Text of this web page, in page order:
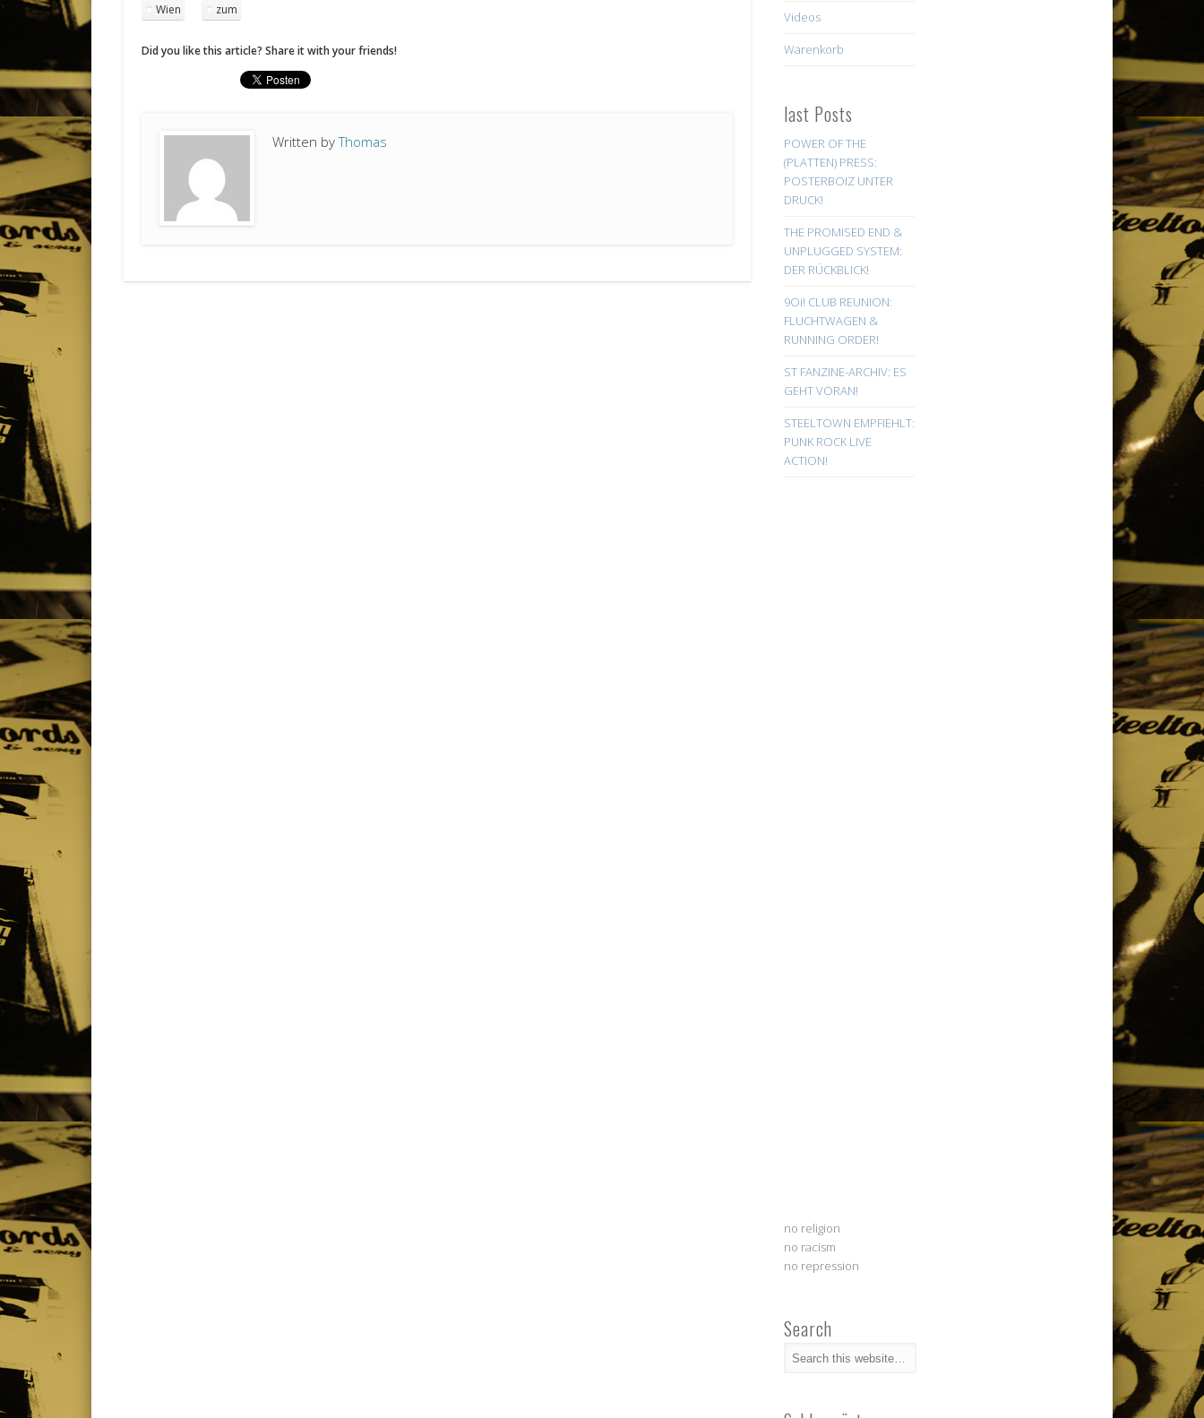
Wien zum
Did you like this article? Share it with your friends!
Written byThomas
Videos
Warenkorb
last Posts
POWER OF THE
(PLATTEN) PRESS:
POSTERBOIZ UNTER
DRUCK!
THE PROMISED END &
UNPLUGGED SYSTEM:
DER RÜCKBLICK!
9Oi! CLUB REUNION:
FLUCHTWAGEN &
RUNNING ORDER!
ST FANZINE-ARCHIV: ES
GEHT VORAN!
STEELTOWN EMPFIEHLT:
PUNK ROCK LIVE
ACTION!
no religion
no racism
no repression
Search